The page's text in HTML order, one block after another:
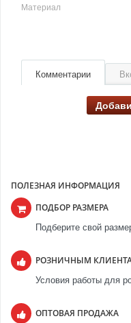
Материал
Комментарии
ПОЛЕЗНАЯ ИНФОРМАЦИЯ
ПОДБОР РАЗМЕРА
Подберите свой
РОЗНИЧНЫМ
Условия работы для
ОПТОВАЯ ПРОДАЖА